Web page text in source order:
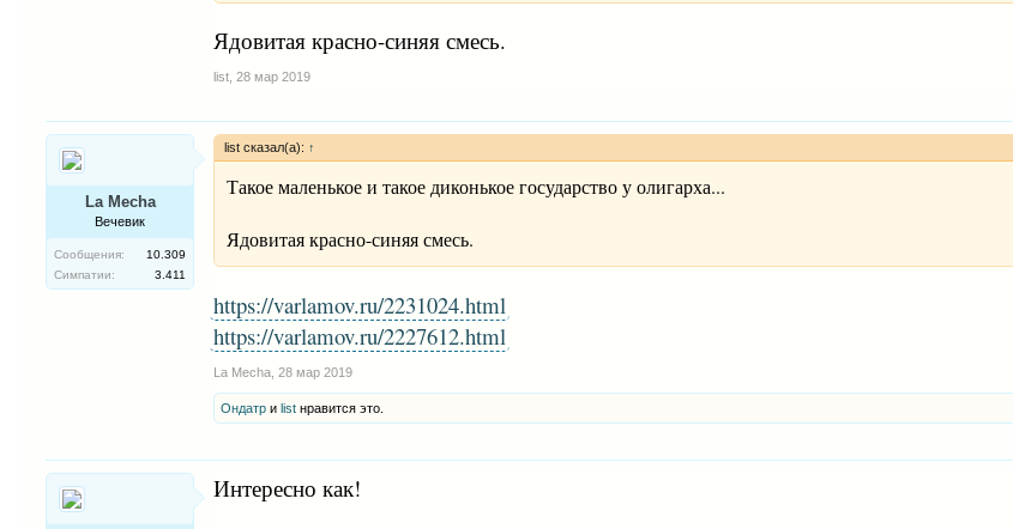
Болкиах — один из самых богатых государственных лидеров планеты, его состояние
2014 году власти страныобъявилио планах ввести законы шариата и исламскую правовую
телесные наказания. Сегодня в Брунее уже запрещен алкоголь, действуют санкции за
молитвы.
https://philologist.livejournal.com/10831058.html
Ядовитая красно-синяя смесь.
list 28 мар 2019
La Mecha
Вечевик
Сообщения:
10.309
Симпатии:
3.411
list сказал(а): ↑
Такое маленькое и такое диконькое государство у олигарха...
Ядовитая красно-синяя смесь.
https://varlamov.ru/2231024.html
https://varlamov.ru/2227612.html
La Mecha 28 мар 2019
Ондатр иlist нравится это.
Интересно как!